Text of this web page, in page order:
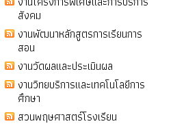
สังคม
งานพัฒนาหลักสูตรการเรียนการ
สอน
งานวัดผลและประเมินผล
งานวิทยบริการและเทคโนโลยีการ
ศึกษา
สวนพฤษศาสตร์โรงเรียน